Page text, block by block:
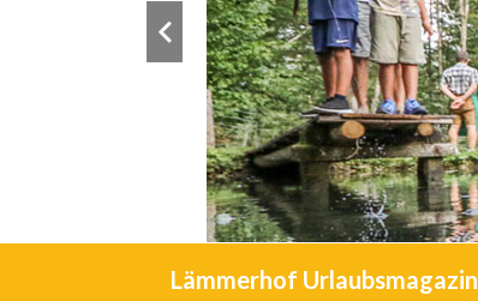
Lämmerhof Urlaubsmagazin